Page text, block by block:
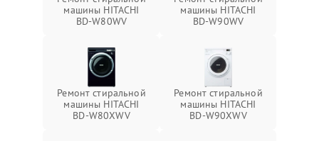
машины HITACHI
BD-W80WV
машины HITACHI
BD-W90WV
Ремонт стиральной
машины HITACHI
BD-W80XWV
Ремонт стиральной
машины HITACHI
BD-W90XWV